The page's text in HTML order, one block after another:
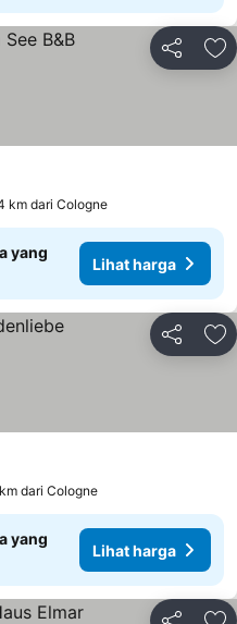
Kongsi
km dari Cologne
yang
Lihat harga
Kongsi
dari Cologne
yang
Lihat harga